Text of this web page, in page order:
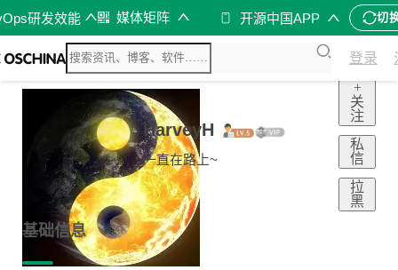
研发效能 媒体矩阵 开源中国APP 切
登录
HarveyH
一直在路上~
+
关
注
私
信
拉
黑
基础信息